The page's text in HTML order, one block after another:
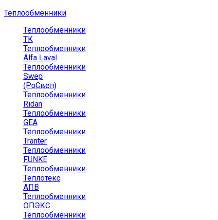
Теплообменники
Теплообменники
TK
Теплообменники
Alfa Laval
Теплообменники
Swep
(РоСвеп)
Теплообменники
Ridan
Теплообменники
GEA
Теплообменники
Tranter
Теплообменники
FUNKE
Теплообменники
Теплотекс
АПВ
Теплообменники
ОПЭКС
Теплообменники